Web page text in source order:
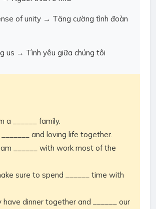
of unity → Tăng cường tình đoàn
us → Tình yêu giữa chúng tôi
a ______ family.
and loving life together.
______ with work most of the
sure to spend ______ time with
have dinner together and ______ our